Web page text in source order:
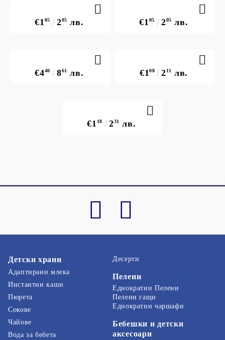
€1 05 205 лв. €1 05 205 лв.
€440 861 лв. €108 211 лв.
€1 18 231 лв.
Детски храни
Адаптирани млека
Инстантни каши
Пюрета
Сокове
Чайове
Вода за бебета
Десерти
Пелени
Еднократни Пелени
Пелени гащи
Еднократни чаршафи
Бебешки и детски
аксесоари